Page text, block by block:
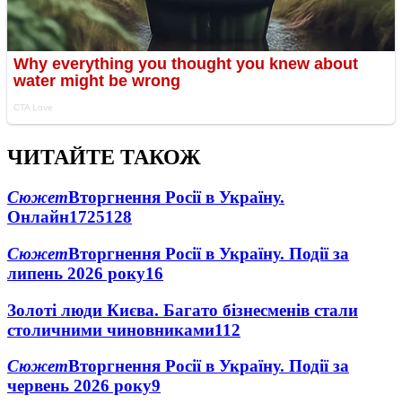
ЧИТАЙТЕ ТАКОЖ
СюжетВторгнення Росії в Україну.
Онлайн1725128
СюжетВторгнення Росії в Україну. Події за
липень 2026 року16
Золоті люди Києва. Багато бізнесменів стали
столичними чиновниками112
СюжетВторгнення Росії в Україну. Події за
червень 2026 року9